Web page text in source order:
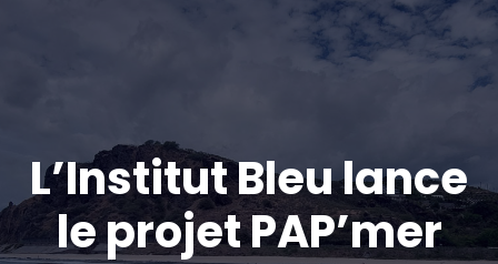
L’Institut Bleu lance
le projet PAP’mer